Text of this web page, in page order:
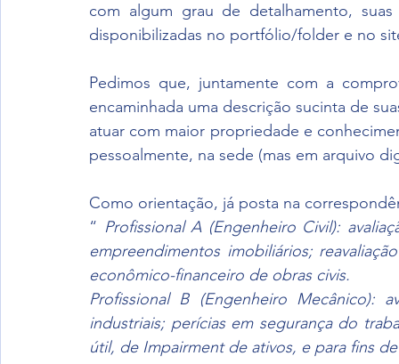
com algum grau de detalhamento,
disponibilizadas no portfólio/folder e no
Pedimos que, juntamente com a
encaminhada uma descrição sucinta de
atuar com maior propriedade e
pessoalmente, na sede (mas em arquivo
Como orientação, já posta na
“ Profissional A (Engenheiro Civil):
empreendimentos imobiliários;
econômico-financeiro de obras civis.
Profissional B (Engenheiro Mecânico):
industriais; perícias em segurança do
útil, de Impairment de ativos, e para fins